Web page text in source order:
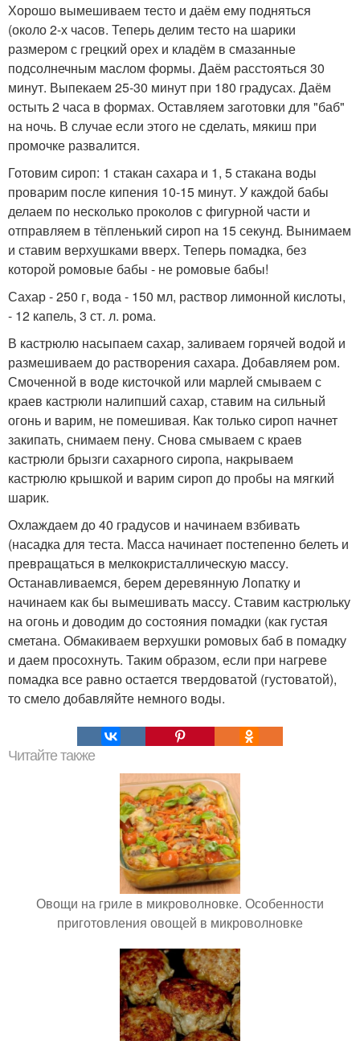
Хорошо вымешиваем тесто и даём ему подняться
(около 2-х часов. Теперь делим тесто на шарики
размером с грецкий орех и кладём в смазанные
подсолнечным маслом формы. Даём расстояться 30
минут. Выпекаем 25-30 минут при 180 градусах. Даём
остыть 2 часа в формах. Оставляем заготовки для "баб"
на ночь. В случае если этого не сделать, мякиш при
промочке развалится.
Готовим сироп: 1 стакан сахара и 1, 5 стакана воды
проварим после кипения 10-15 минут. У каждой бабы
делаем по несколько проколов с фигурной части и
отправляем в тёпленький сироп на 15 секунд. Вынимаем
и ставим верхушками вверх. Теперь помадка, без
которой ромовые бабы - не ромовые бабы!
Сахар - 250 г, вода - 150 мл, раствор лимонной кислоты,
- 12 капель, 3 ст. л. рома.
В кастрюлю насыпаем сахар, заливаем горячей водой и
размешиваем до растворения сахара. Добавляем ром.
Смоченной в воде кисточкой или марлей смываем с
краев кастрюли налипший сахар, ставим на сильный
огонь и варим, не помешивая. Как только сироп начнет
закипать, снимаем пену. Снова смываем с краев
кастрюли брызги сахарного сиропа, накрываем
кастрюлю крышкой и варим сироп до пробы на мягкий
шарик.
Охлаждаем до 40 градусов и начинаем взбивать
(насадка для теста. Масса начинает постепенно белеть и
превращаться в мелкокристаллическую массу.
Останавливаемся, берем деревянную Лопатку и
начинаем как бы вымешивать массу. Ставим кастрюльку
на огонь и доводим до состояния помадки (как густая
сметана. Обмакиваем верхушки ромовых баб в помадку
и даем просохнуть. Таким образом, если при нагреве
помадка все равно остается твердоватой (густоватой),
то смело добавляйте немного воды.
Читайте также
Овощи на гриле в микроволновке. Особенности
приготовления овощей в микроволновке